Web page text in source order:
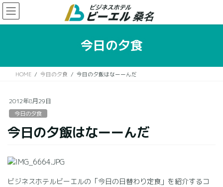
コ
ン
テ
移
ナ
ビ
ゲ
ン
今日の夕食
HOME 今日の夕食 今日の夕飯はなーーんだ
2012年8月29日
今日の夕食
今日の夕飯はなーーんだ
ビジネスホテルビーエルの「今日の日替わり定食」を紹介するコ